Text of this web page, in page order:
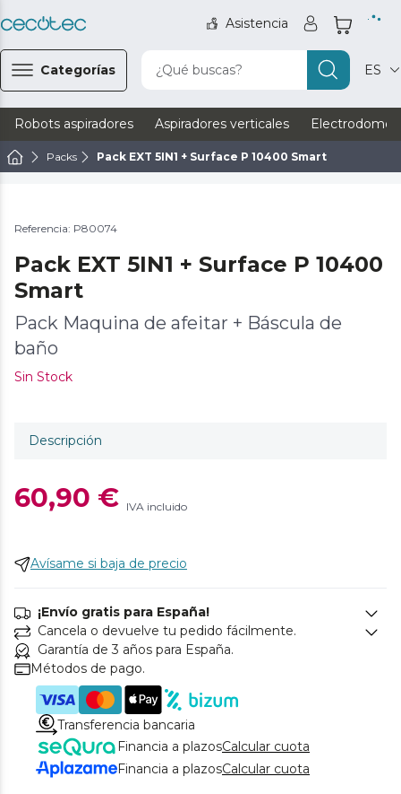
Asistencia
Categorías ¿Qué buscas? ES
Robots aspiradores Aspiradores verticales
Packs Pack EXT 5IN1 + Surface P 10400 Smart
Referencia: P80074
Pack EXT 5IN1 + Surface P 10400
Smart
Pack Maquina de afeitar + Báscula de
baño
Sin Stock
Descripción
60,90 € IVA incluido
Avísame si baja de precio
¡Envío gratis para España!
Cancela o devuelve tu pedido fácilmente.
Garantía de 3 años para España.
Métodos de pago.
Transferencia bancaria
Financia a plazosCalcular cuota
Financia a plazosCalcular cuota